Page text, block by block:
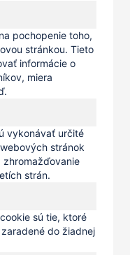
pochopenie toho,
stránkou. Tieto
informácie o
miera
vykonávať určité
stránok
zhromažďovanie
strán.
sú tie, ktoré
do žiadnej